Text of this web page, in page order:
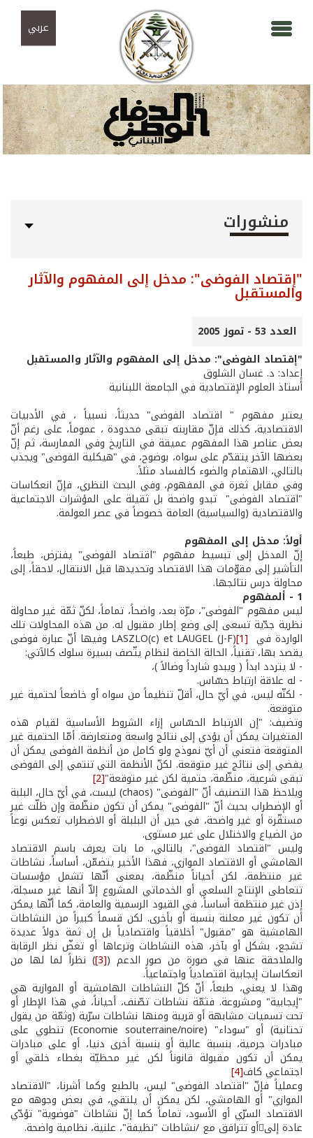
عربي
منشورات
"إقتصاد الفوضى": مدخل إلى المفهوم والآثار
والمستقبل
العدد 53 - تموز 2005
"إقتصاد الفوضى": مدخل إلى المفهوم والآثار والمستقبل
إعداد: د. غسان الشلوق
أستاذ العلوم الإقتصادية في الجامعة اللبنانية
يعتبر مفهوم " اقتصاد الفوضى" حديثاً، نسبياً ، في الأدبيات
الاقتصادية، كذلك فإنّ مقاربته تبقى محدودة ، عموماً، على رغم أنّ
بعض عناصر هذا المفهوم عميقة في التاريخ وفي الممارسة، ثم إنّ
بعضها الآخر يتقدّم على سواه، بوضوح، في "هيكلية الفوضى" ويجذب
بالتالي، الاهتمام والضوء كالفساد مثلاً.
وفي مقابل ثغرة في المفهوم، وفي البحث النظري، فإنّ انعكاسات
"اقتصاد الفوضى" تبدو واضحة بل ثقيلة على المؤشرات الاجتماعية
والاقتصادية (والسياسية) العامة خصوصاً في عصر العولمة.
أولاً: مدخل إلى المفهوم
إنّ المدخل إلى تبسيط مفهوم "اقتصاد الفوضى" يفترض، طبعاً،
التأشير إلى مقوّمات هذا الاقتصاد وتحديدها قبل الانتقال، لاحقاً، إلى
محاولة درس نتائجها.
1 - ألمفهوم
ليس مفهوم "الفوضى"، مرّة بعد، واضحاً، تماماً، لكنّ ثمّة غير محاولة
نظرية جدّية تسعى إلى وضع إطار مقبول له. من هذه المحاولات تلك
الواردة في LASZLO(c) et LAUGEL (J-F) [1] وفيها أنّ عبارة فوضى
يقصد بها، تقنياً، الحالة الخاصة لنظام يتّصف بسيرة سلوك كالآتي:
­- لا يتردد ابداً ( ويبدو شارداً وضالاً )،
­- له علاقة ارتباط حسّاس.
­- لكنّه ليس، في أيّ حال، أقلّ تنظيماً من سواه أو خاضعاً لحتمية غير
متوقعة.
وتضيف: "إن الارتباط الحسّاس إزاء الشروط الأساسية لقيام هذه
المتغيرات يمكن أن يؤدي إلى نتائج واسعة ومتعارضة. أمّا الحتمية غير
المتوقعة فتعني أن أيّ نموذج ولو كامل من أنظمة الفوضى يمكن أن
يفضي إلى نتائج غير متوقعة. لكنّ الأنظمة التي تنتمي إلى الفوضى
تبقى شرعية، منظّمة، حتمية لكن غير متوقعة"[2]
ويلاحظ هذا التصنيف أنّ "الفوضى" (chaos) ليست، في أيّ حال، البلبة
أو الإضطراب بحيث أنّ "الفوضى" يمكن أن تكون منظّمة وإن ظلّت غير
مستقّرة أو غير واضحة، في حين أن البلبلة أو الاضطراب تعكس نوعاً
من الضياع والاختلال على غير مستوى.
وليس "اقتصاد الفوضى"، بالتالي، ما بات يعرف باسم الاقتصاد
الهامشي أو الاقتصاد الموازي، فهذا الأخير يتضمّن، أساساً، نشاطات
غير منتظمة، لكن أحياناً منظّمة، بمعنى أنّها تشمل مؤسسات
تتعاطى الإنتاج السلعي أو الخدماتي المشروع إلاّ أنها غير مسجلة،
إذن غير منتظمة أساساً، في القيود الرسمية والعامة، كما أنّها يمكن
أن تكون غير معلنة بنسبة أو بأخرى. لكن قسماً كبيراً من النشاطات
الهامشية هو "مقبول" أخلاقياً واقتصادياً بل إن ثمة دولاً عديدة
تشجع، بشكل أو بآخر، هذه النشاطات وترعاها أو تغضّ نظر الرقابة
والملاحقة عنها في صورة من صور الدعم ([3] ) نظراً لما لها من
انعكاسات إيجابية اقتصادياً واجتماعياً.
وهذا لا يعني، طبعاً، أنّ كلّ النشاطات الهامشية أو الموازية هي
"إيجابية" ومشروعة. فثمّة نشاطات تصّنف، أحياناً، في هذا الإطار أو
تحت تسميات مشابهة أو قريبة ومنها نشاطات سرّية (وثمّة من يقول
تحتانية) أو "سوداء" (Economie souterraine/noire) تنطوي على
مبادرات جرمية، بنسبة عالية أو بنسبة أخرى دنيا، أو على مبادرات
يمكن أن تكون مقبولة قانوناً لكن غير محظيّة بغطاء خلقي أو
اجتماعي كاف[4]
وعملياً فإنّ "اقتصاد الفوضى" ليس، بالطبع وكما أشرنا، "الاقتصاد
الموازي" أو الهامشي، لكن يمكن أن يلتقي، في بعض وجوهه مع
الاقتصاد السرّي أو الأسود، تماماً كما إنّ نشاطات "فوضوية" تؤدّي
عادة إلىأو تترافق مع /نشاطات "نظيفة"، علنية، نظامية واضحة.